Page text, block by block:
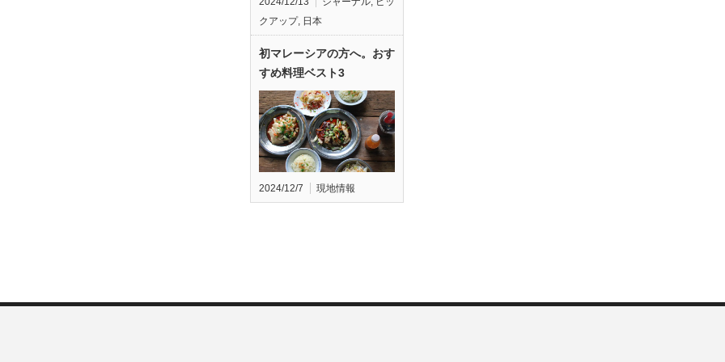
クアップ, 日本
初マレーシアの方へ。おす
すめ料理ベスト3
2024/12/7 現地情報